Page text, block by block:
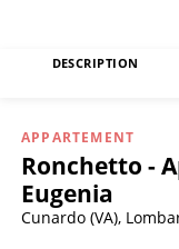
DESCRIPTION
APPARTEMENT
Ronchetto -
Eugenia
Cunardo (VA),